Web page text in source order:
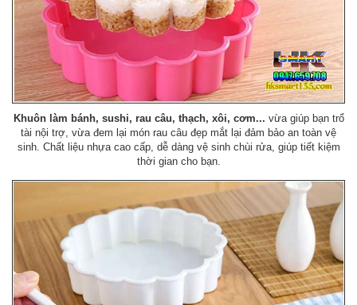
Khuôn làm bánh, sushi, rau câu, thạch, xôi, cơm... vừa giúp bạn trổ
tài nội trợ, vừa đem lại món rau câu đẹp mắt lại đảm bảo an toàn vệ
sinh. Chất liệu nhựa cao cấp, dễ dàng vệ sinh chùi rửa, giúp tiết kiệm
thời gian cho bạn.